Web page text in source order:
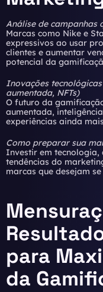
Análise de campanhas
Marcas como Nike e
expressivos ao usar
clientes e aumentar
potencial da
Inovações
aumentada, NFTs)
O futuro da
aumentada,
experiências ainda
Como preparar sua
Investir em tecnologia,
tendências do
marcas que desejam
para
da